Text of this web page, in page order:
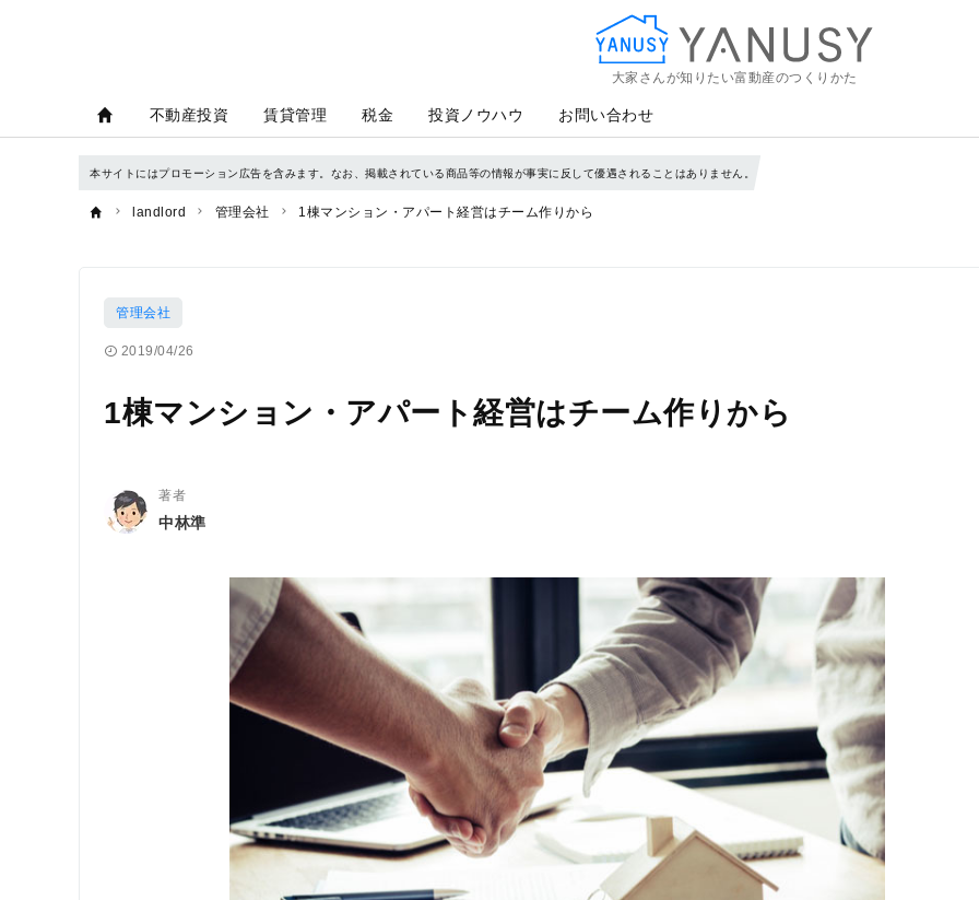
大家さんが知りたい富動産のつくりかた
不動産投資 賃貸管理 税金 投資ノウハウ お問い合わせ
本サイトにはプロモーション広告を含みます。なお、掲載されている商品等の情報が事実に反して優遇されることはありません。
landlord 管理会社 1棟マンション・アパート経営はチーム作りから
管理会社
2019/04/26
1棟マンション・アパート経営はチーム作りから
著者
中林準